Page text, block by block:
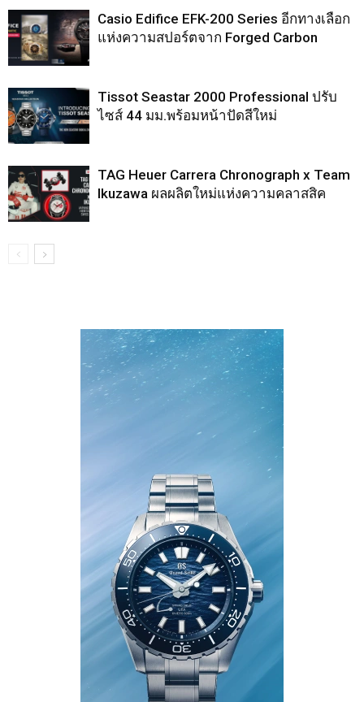
Casio Edifice EFK-200 Series อีกทางเลือก
แห่งความสปอร์ตจาก Forged Carbon
Tissot Seastar 2000 Professional ปรับ
ไซส์ 44 มม.พร้อมหน้าปัดสีใหม่
TAG Heuer Carrera Chronograph x Team
Ikuzawa ผลผลิตใหม่แห่งความคลาสสิค